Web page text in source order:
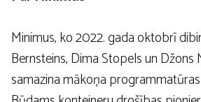
Minimus, ko 2022. gada oktobrī
Bernsteins, Dima Stopels un Džons
samazina mākoņa